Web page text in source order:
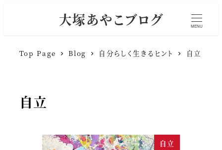
大塚あやこブログ MENU
Top Page Blog 自分らしく生きるヒント 自立
自立
自立